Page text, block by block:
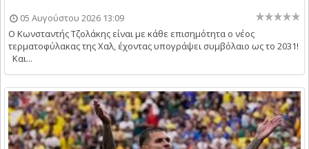
05 Αυγούστου 2026 13:09
O Kωνσταντής Τζολάκης είναι με κάθε επισημότητα ο νέος
τερματοφύλακας της Χαλ, έχοντας υπογράψει συμβόλαιο ως το 2031!
Και...